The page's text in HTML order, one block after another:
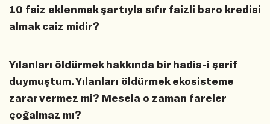
10 faiz eklenmek şartıyla sıfır faizli baro kredisi
almak caiz midir?
Yılanları öldürmek hakkında bir hadis-i şerif
duymuştum. Yılanları öldürmek ekosisteme
zarar vermez mi? Mesela o zaman fareler
çoğalmaz mı?